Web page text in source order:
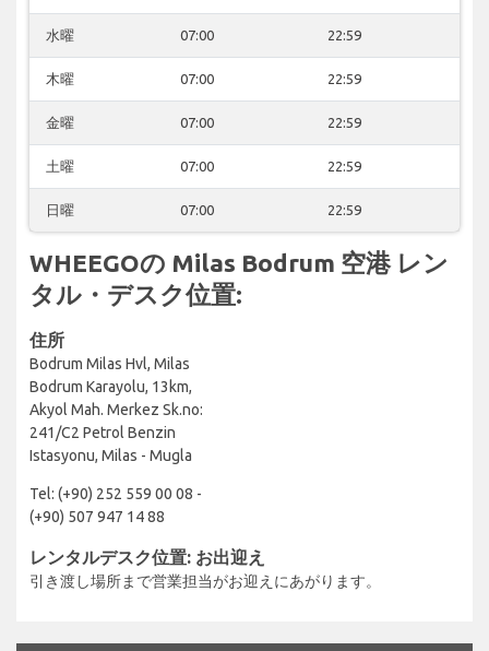
水曜 07:00 22:59
木曜 07:00 22:59
金曜 07:00 22:59
土曜 07:00 22:59
日曜 07:00 22:59
WHEEGOの Milas Bodrum 空港 レン
タル・デスク位置:
住所
Bodrum Milas Hvl, Milas
Bodrum Karayolu, 13km,
Akyol Mah. Merkez Sk.no:
241/C2 Petrol Benzin
Istasyonu, Milas - Mugla
Tel: (+90) 252 559 00 08 -
(+90) 507 947 14 88
レンタルデスク位置: お出迎え
引き渡し場所まで営業担当がお迎えにあがります。